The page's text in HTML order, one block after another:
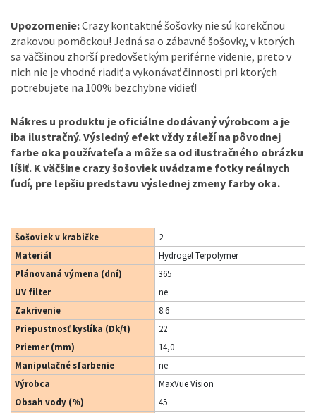
Upozornenie:Crazy kontaktné šošovky nie sú korekčnou
zrakovou pomôckou! Jedná sa o zábavné šošovky, v ktorých
sa väčšinou zhorší predovšetkým periférne videnie, preto v
nich nie je vhodné riadiť a vykonávať činnosti pri ktorých
potrebujete na 100% bezchybne vidieť!
Nákres u produktu je oficiálne dodávaný výrobcom a je
iba ilustračný. Výsledný efekt vždy záleží na pôvodnej
farbe oka používateľa a môže sa od ilustračného obrázku
líšiť. K väčšine crazy šošoviek uvádzame fotky reálnych
ľudí, pre lepšiu predstavu výslednej zmeny farby oka.
Šošoviek v krabičke
2
Materiál
Hydrogel Terpolymer
Plánovaná výmena (dní)
365
UV filter
ne
Zakrivenie
8.6
Priepustnosť kyslíka (Dk/t)
22
Priemer (mm)
14,0
Manipulačné sfarbenie
ne
Výrobca
MaxVue Vision
Obsah vody (%)
45